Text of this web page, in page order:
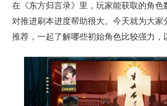
在《东方归言录》里，玩家能获取的角色
对推进刷本进度帮助很大。今天就为大
推荐，一起了解哪些初始角色比较强力，